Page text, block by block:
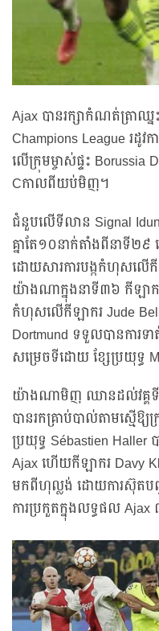
Ajax បានរក្សាកំណត់ត្រាឈ្
Champions League រដូ
លើក្រុមម្ចាស់ផ្ទះ
Cកាលពីយប់មិញ។
ជំនួបលើទីលាន Signal
គ្នាតែ១០នាក់តាំងពីនាទី២៩
ដោយសារការបង្កកំហុសលើ
យ៉ាងណាក្នុងនាទី៣៦ កីឡាក
កំហុសលើកីឡាករ Jude
Dortmund ទទួលបានការ
សម្រេចទីដោយ ខ្សែប្រយុទ្ធ
យ៉ាងណាមិញ ឈានដល់វគ្គទី
បានរកគ្រាប់បាល់តាមស្មើឱ្
ប្រយុទ្ធ Sébastien Haller
Ajax ហើយកីឡាករ Davy
មកពីហុល្លង់ ដោយការស៊ុតប
ការប្រកួតក្នុងលទ្ធផល